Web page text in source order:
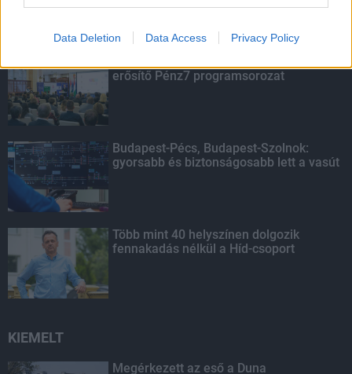
Data Deletion Data Access Privacy Policy
LEGOLVASOTTABB
erősítő Pénz7 programsorozat
Budapest-Pécs, Budapest-Szolnok:
gyorsabb és biztonságosabb lett a vasút
Több mint 40 helyszínen dolgozik
fennakadás nélkül a Híd-csoport
KIEMELT
Megérkezett az eső a Duna